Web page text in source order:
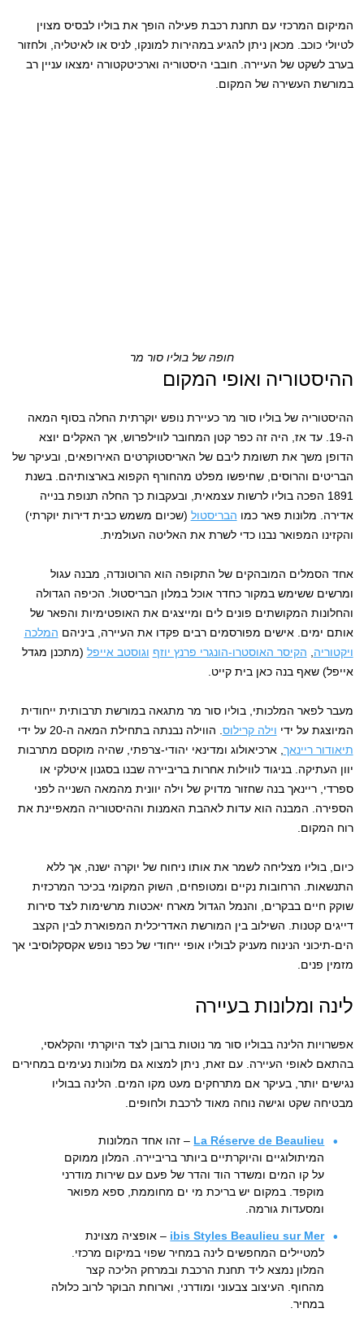
המיקום המרכזי עם תחנת רכבת פעילה הופך את בוליו לבסיס מצוין
לטיולי כוכב. מכאן ניתן להגיע במהירות למונקו, לניס או לאיטליה, ולחזור
בערב לשקט של העיירה. חובבי היסטוריה וארכיטקטורה ימצאו עניין רב
במורשת העשירה של המקום.
חופה של בוליו סור מר
ההיסטוריה ואופי המקום
ההיסטוריה של בוליו סור מר כעיירת נופש יוקרתית החלה בסוף המאה
ה-19. עד אז, היה זה כפר קטן המחובר לווילפרוש, אך האקלים יוצא
הדופן משך את תשומת ליבם של האריסטוקרטים האירופאים, ובעיקר של
הבריטים והרוסים, שחיפשו מפלט מהחורף הקפוא בארצותיהם. בשנת
1891 הפכה בוליו לרשות עצמאית, ובעקבות כך החלה תנופת בנייה
אדירה. מלונות פאר כמו הבריסטול (שכיום משמש כבית דירות יוקרתי)
והקזינו המפואר נבנו כדי לשרת את האליטה העולמית.
אחד הסמלים המובהקים של התקופה הוא הרוטונדה, מבנה עגול
ומרשים ששימש במקור כחדר אוכל במלון הבריסטול. הכיפה הגדולה
והחלונות המקושתים פונים לים ומייצגים את האופטימיות והפאר של
אותם ימים. אישים מפורסמים רבים פקדו את העיירה, ביניהם המלכה
ויקטוריה, הקיסר האוסטרו-הונגרי פרנץ יוזף וגוסטב אייפל (מתכנן מגדל
אייפל) שאף בנה כאן בית קייט.
מעבר לפאר המלכותי, בוליו סור מר מתגאה במורשת תרבותית ייחודית
המיוצגת על ידי וילה קרילוס. הווילה נבנתה בתחילת המאה ה-20 על ידי
תיאודור ריינאך, ארכיאולוג ומדינאי יהודי-צרפתי, שהיה מוקסם מתרבות
יוון העתיקה. בניגוד לווילות אחרות בריביירה שבנו בסגנון איטלקי או
ספרדי, ריינאך בנה שחזור מדויק של וילה יוונית מהמאה השנייה לפני
הספירה. המבנה הוא עדות לאהבת האמנות וההיסטוריה המאפיינת את
רוח המקום.
כיום, בוליו מצליחה לשמר את אותו ניחוח של יוקרה ישנה, אך ללא
התנשאות. הרחובות נקיים ומטופחים, השוק המקומי בכיכר המרכזית
שוקק חיים בבקרים, והנמל הגדול מארח יאכטות מרשימות לצד סירות
דייגים קטנות. השילוב בין המורשת האדריכלית המפוארת לבין הקצב
הים-תיכוני הנינוח מעניק לבוליו אופי ייחודי של כפר נופש אקסקלוסיבי אך
מזמין פנים.
לינה ומלונות בעיירה
אפשרויות הלינה בבוליו סור מר נוטות ברובן לצד היוקרתי והקלאסי,
בהתאם לאופי העיירה. עם זאת, ניתן למצוא גם מלונות נעימים במחירים
נגישים יותר, בעיקר אם מתרחקים מעט מקו המים. הלינה בבוליו
מבטיחה שקט וגישה נוחה מאוד לרכבת ולחופים.
La Réserve de Beaulieu – זהו אחד המלונות
המיתולוגיים והיוקרתיים ביותר בריביירה. המלון ממוקם
על קו המים ומשדר הוד והדר של פעם עם שירות מודרני
מוקפד. במקום יש בריכת מי ים מחוממת, ספא מפואר
ומסעדות גורמה.
ibis Styles Beaulieu sur Mer – אופציה מצוינת
למטיילים המחפשים לינה במחיר שפוי במיקום מרכזי.
המלון נמצא ליד תחנת הרכבת ובמרחק הליכה קצר
מהחוף. העיצוב צבעוני ומודרני, וארוחת הבוקר לרוב כלולה
במחיר.